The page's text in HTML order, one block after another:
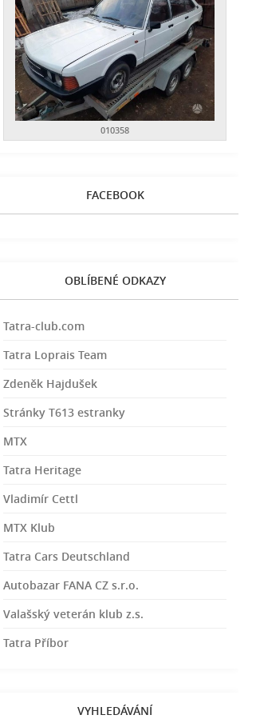
010358
FACEBOOK
OBLÍBENÉ ODKAZY
Tatra-club.com
Tatra Loprais Team
Zdeněk Hajdušek
Stránky T613 estranky
MTX
Tatra Heritage
Vladimír Cettl
MTX Klub
Tatra Cars Deutschland
Autobazar FANA CZ s.r.o.
Valašský veterán klub z.s.
Tatra Příbor
VYHLEDÁVÁNÍ